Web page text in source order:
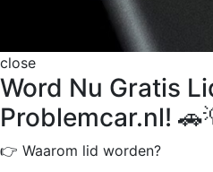
close
Word Nu Gratis
Problemcar.nl!
👉 Waarom lid worden?